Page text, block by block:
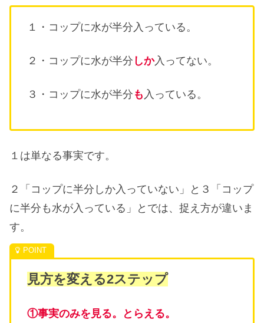
１・コップに水が半分入っている。
２・コップに水が半分 しか入ってない。
３・コップに水が半分 も 入っている。
１は単なる事実です。
２「コップに半分しか入っていない」と３「コップ
に半分も水が入っている」とでは、捉え方が違いま
す。
見方を変える2ステップ
①事実のみを見る。とらえる。